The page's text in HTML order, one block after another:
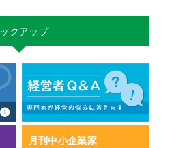
クアップ
月刊中小企業家